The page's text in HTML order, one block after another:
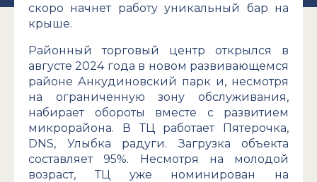
скоро начнет работу уникальный бар на
крыше.
Районный торговый центр открылся в
августе 2024 года в новом развивающемся
районе Анкудиновский парк и, несмотря
на ограниченную зону обслуживания,
набирает обороты вместе с развитием
микрорайона. В ТЦ работает Пятерочка,
DNS, Улыбка радуги. Загрузка объекта
составляет 95%. Несмотря на молодой
возраст, ТЦ уже номинирован на